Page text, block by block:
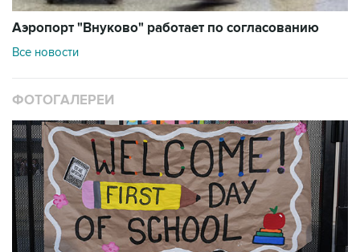
Аэропорт "Внуково" работает по согласованию
Все новости
ФОТОГАЛЕРЕИ